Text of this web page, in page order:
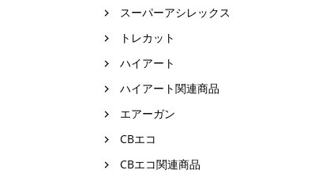
スーパーアシレックス
トレカット
ハイアート
ハイアート関連商品
エアーガン
CBエコ
CBエコ関連商品